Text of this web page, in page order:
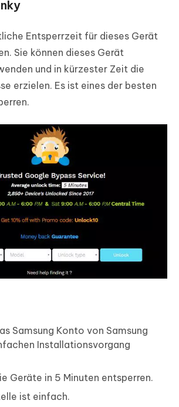
Entsperrzeit für dieses Gerät
Sie können dieses Gerät
und in kürzester Zeit die
erzielen. Es ist eines der besten
Samsung Konto von Samsung
Installationsvorgang
Geräte in 5 Minuten entsperren.
ist einfach.